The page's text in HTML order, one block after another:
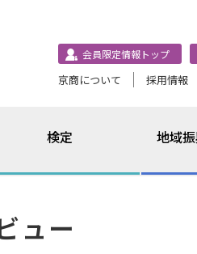
会員限定情報トップ
京商について 採用情報
検定 地域
ュー